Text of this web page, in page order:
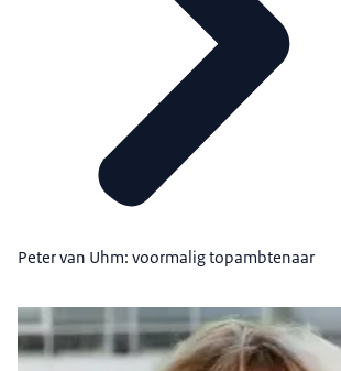
Peter van Uhm: voormalig topambtenaar